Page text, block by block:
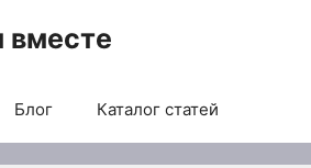
вместе
Блог Каталог статей